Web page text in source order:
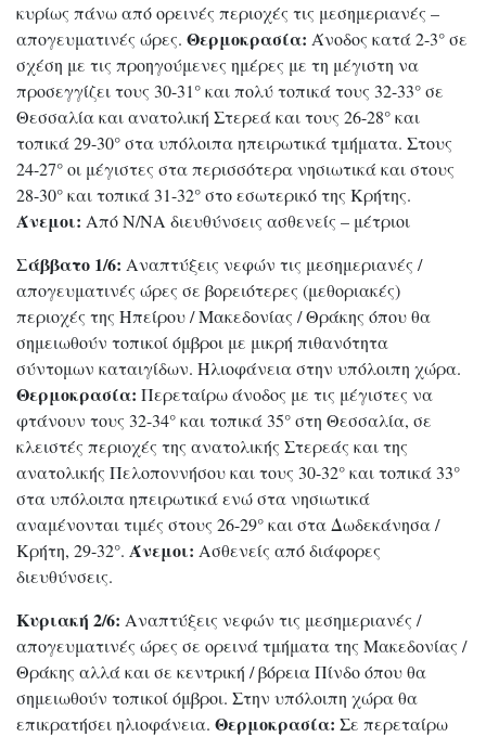
κυρίως πάνω από ορεινές περιοχές τις μεσημεριανές –
απογευματινές ώρες. Θερμοκρασία: Άνοδος κατά 2-3° σε
σχέση με τις προηγούμενες ημέρες με τη μέγιστη να
προσεγγίζει τους 30-31° και πολύ τοπικά τους 32-33° σε
Θεσσαλία και ανατολική Στερεά και τους 26-28° και
τοπικά 29-30° στα υπόλοιπα ηπειρωτικά τμήματα. Στους
24-27° οι μέγιστες στα περισσότερα νησιωτικά και στους
28-30° και τοπικά 31-32° στο εσωτερικό της Κρήτης.
Άνεμοι: Από Ν/ΝΑ διευθύνσεις ασθενείς – μέτριοι
Σάββατο 1/6: Αναπτύξεις νεφών τις μεσημεριανές /
απογευματινές ώρες σε βορειότερες (μεθοριακές)
περιοχές της Ηπείρου / Μακεδονίας / Θράκης όπου θα
σημειωθούν τοπικοί όμβροι με μικρή πιθανότητα
σύντομων καταιγίδων. Ηλιοφάνεια στην υπόλοιπη χώρα.
Θερμοκρασία: Περεταίρω άνοδος με τις μέγιστες να
φτάνουν τους 32-34° και τοπικά 35° στη Θεσσαλία, σε
κλειστές περιοχές της ανατολικής Στερεάς και της
ανατολικής Πελοποννήσου και τους 30-32° και τοπικά 33°
στα υπόλοιπα ηπειρωτικά ενώ στα νησιωτικά
αναμένονται τιμές στους 26-29° και στα Δωδεκάνησα /
Κρήτη, 29-32°. Άνεμοι: Ασθενείς από διάφορες
διευθύνσεις.
Κυριακή 2/6: Αναπτύξεις νεφών τις μεσημεριανές /
απογευματινές ώρες σε ορεινά τμήματα της Μακεδονίας /
Θράκης αλλά και σε κεντρική / βόρεια Πίνδο όπου θα
σημειωθούν τοπικοί όμβροι. Στην υπόλοιπη χώρα θα
επικρατήσει ηλιοφάνεια. Θερμοκρασία: Σε περεταίρω